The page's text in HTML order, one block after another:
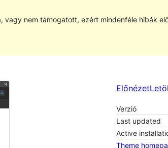
nem támogatott, ezért mindenféle hibák
Előnézet
Verzió
Last updated
Active
Theme